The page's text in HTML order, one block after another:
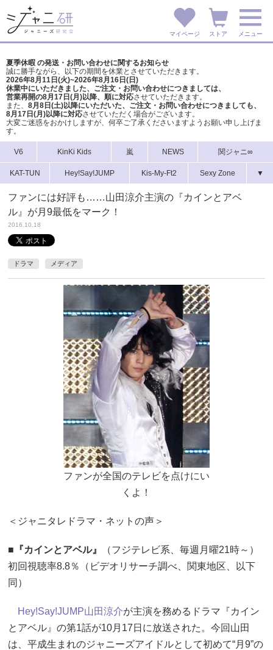
マイページ ストア メニュー
夏季休暇 の発送・お問い合わせに関するお知らせ
誠に勝手ながら、以下の期間を休業とさせていただきます。
2026年8月11日(火)~2026年8月16日(日)
休業中にいただきました、ご注文・お問い合わせにつきましては、
営業再開の8月17日(月)以降、順に対応させていただきます。
また、 8月8日(土)以降にいただいた、ご注文・ お問い合わせにつきましても、
8月17日(月)以降に対応させていただく場合がございます。
大変ご迷惑をおかけしますが、 何卒ご了承くださいますようお願い申し上げま
す。
V6 KinKi Kids 嵐 NEWS 関ジャニ∞
KAT-TUN Hey!Say!JUMP Kis-My-Ft2 Sexy Zone ▼
ファンには好評も……山田涼介主演の『カインとアベ
ル』が月9最低をマーク！
2016.10.18
ドラマ メディア
ファンが全国のテレビを点けにい
くよ！
＜ジャニタレドラマ・ネットの声＞
■『カインとアベル』
（フジテレビ系、毎週月曜21時～）
初回視聴率8.8％（ビデオリサーチ調べ、関東地区、以下
同）
Hey!Say!JUMP山田涼介が主演を務めるドラマ『カイン
とアベル』の第1話が10月17日に放送された。今回山田
は、平成生まれのジャニーズアイドルとして初めて“月9”の